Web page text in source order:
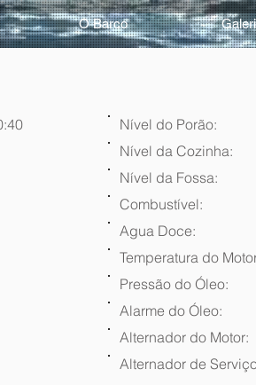
O Barco
Nível do Porão:
Nível da Cozinha:
Nível da Fossa:
Combustível:
Agua Doce:
Temperatura do
Pressão do Óleo:
Alarme do Óleo:
Alternador do Motor:
Alternador de